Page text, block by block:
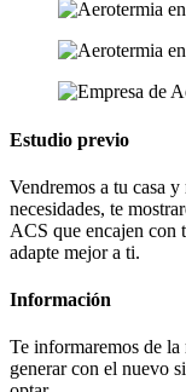
Estudio previo
Vendremos a tu casa
necesidades, te
ACS que encajen con
adapte mejor a ti.
Información
Te informaremos de la
generar con el nuevo